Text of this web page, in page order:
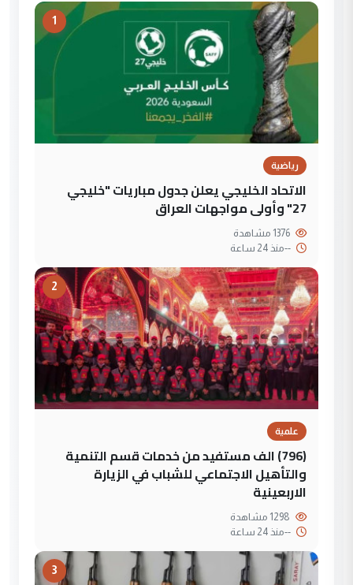
1
رياضية
الاتحاد الخليجي يعلن جدول مباريات "خليجي
27" وأولى مواجهات العراق
--منذ 24 ساعة
2
علمية
(796) الف مستفيد من خدمات قسم التنمية
والتأهيل الاجتماعي للشباب في الزيارة
الاربعينية
--منذ 24 ساعة
3